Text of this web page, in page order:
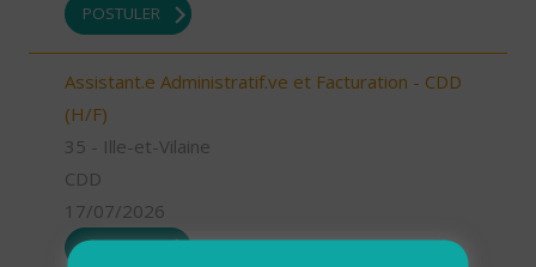
POSTULER
Assistant.e Administratif.ve et Facturation - CDD
(H/F)
35 - Ille-et-Vilaine
CDD
17/07/2026
POSTULER